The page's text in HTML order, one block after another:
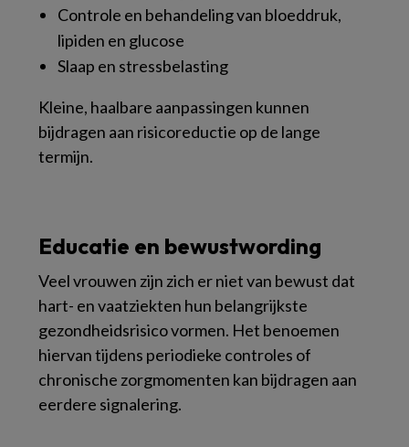
Controle en behandeling van bloeddruk,
lipiden en glucose
Slaap en stressbelasting
Kleine, haalbare aanpassingen kunnen
bijdragen aan risicoreductie op de lange
termijn.
Educatie en bewustwording
Veel vrouwen zijn zich er niet van bewust dat
hart- en vaatziekten hun belangrijkste
gezondheidsrisico vormen. Het benoemen
hiervan tijdens periodieke controles of
chronische zorgmomenten kan bijdragen aan
eerdere signalering.